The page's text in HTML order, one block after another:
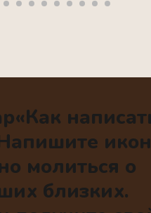
молиться о
близких.